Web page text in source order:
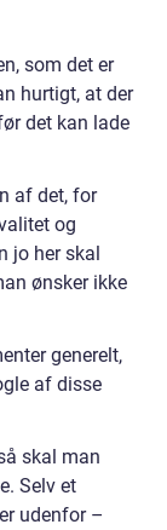
som det er
hurtigt, at der
det kan lade
af det, for
og
jo her skal
ønsker ikke
generelt,
af disse
skal man
Selv et
udenfor –